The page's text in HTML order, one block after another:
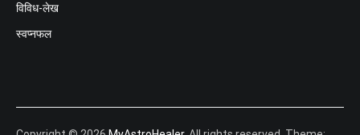
विविध-लेख
स्वप्नफल